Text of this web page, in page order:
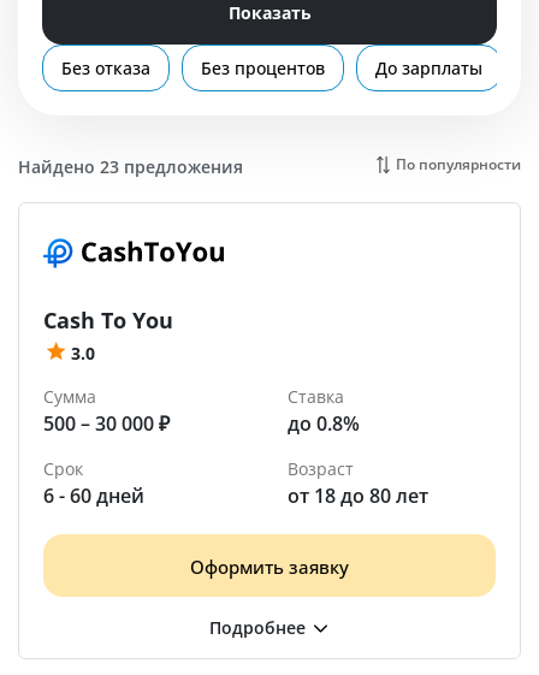
Показать
Без отказа Без процентов До зарплаты
Найдено 23 предложения По популярности
Cash To You
3.0
Сумма
500 – 30 000 ₽
Ставка
до 0.8%
Срок
6 - 60 дней
Возраст
от 18 до 80 лет
Оформить заявку